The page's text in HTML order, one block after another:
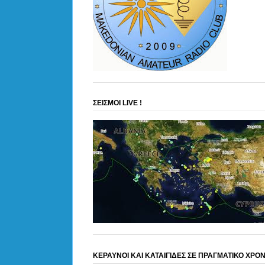
ΣΕΙΣΜΟΙ LIVE !
ΚΕΡΑΥΝΟΙ ΚΑΙ ΚΑΤΑΙΓΙΔΕΣ ΣΕ ΠΡΑΓΜΑΤΙΚΟ